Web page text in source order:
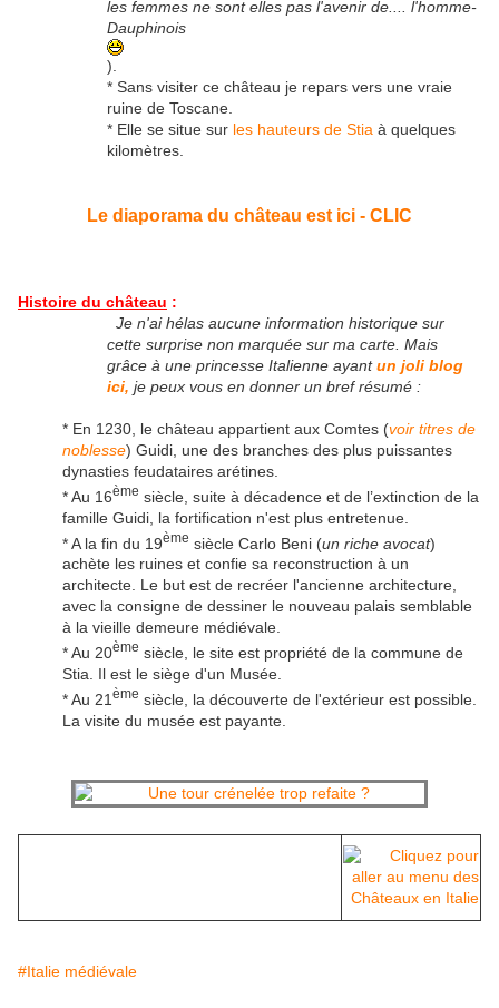
les femmes ne sont elles pas l'avenir de.... l'homme-
Dauphinois
).
* Sans visiter ce château je repars vers une vraie
ruine de Toscane.
* Elle se situe sur les hauteurs de Stia à quelques
kilomètres.
Le diaporama du château est ici - CLIC
Histoire du château :
Je n'ai hélas aucune information historique sur
cette surprise non marquée sur ma carte. Mais
grâce à une princesse Italienne ayantun joli blog
ici, je peux vous en donner un bref résumé :
* En 1230, le château appartient aux Comtes (voir titres de
noblesse) Guidi, une des branches des plus puissantes
dynasties feudataires arétines.
* Au 16ème siècle, suite à décadence et de l’extinction de la
famille Guidi, la fortification n'est plus entretenue.
* A la fin du 19ème siècle Carlo Beni (un riche avocat)
achète les ruines et confie sa reconstruction à un
architecte. Le but est de recréer l'ancienne architecture,
avec la consigne de dessiner le nouveau palais semblable
à la vieille demeure médiévale.
* Au 20ème siècle, le site est propriété de la commune de
Stia. Il est le siège d'un Musée.
* Au 21 ème siècle, la découverte de l'extérieur est possible.
La visite du musée est payante.
#Italie médiévale